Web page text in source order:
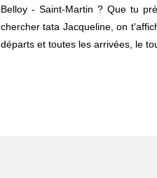
Belloy - Saint-Martin ? Que tu
chercher tata Jacqueline, on
départs et toutes les arrivées, le